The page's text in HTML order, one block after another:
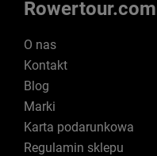
Rowertour.com
O nas
Kontakt
Blog
Marki
Karta podarunkowa
Regulamin sklepu